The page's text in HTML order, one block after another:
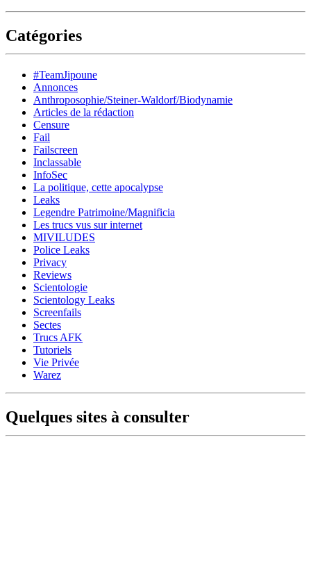
Catégories
#TeamJipoune
Annonces
Anthroposophie/Steiner-Waldorf/Biodynamie
Articles de la rédaction
Censure
Fail
Failscreen
Inclassable
InfoSec
La politique, cette apocalypse
Leaks
Legendre Patrimoine/Magnificia
Les trucs vus sur internet
MIVILUDES
Police Leaks
Privacy
Reviews
Scientologie
Scientology Leaks
Screenfails
Sectes
Trucs AFK
Tutoriels
Vie Privée
Warez
Quelques sites à consulter